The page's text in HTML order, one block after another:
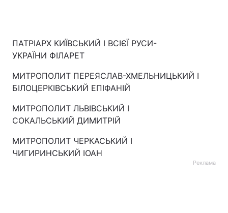
ПАТРІАРХ КИЇВСЬКИЙ І ВСІЄЇ РУСИ-
УКРАЇНИ ФІЛАРЕТ
МИТРОПОЛИТ ПЕРЕЯСЛАВ-ХМЕЛЬНИЦЬКИЙ І
БІЛОЦЕРКІВСЬКИЙ ЕПІФАНІЙ
МИТРОПОЛИТ ЛЬВІВСЬКИЙ І
СОКАЛЬСЬКИЙ ДИМИТРІЙ
МИТРОПОЛИТ ЧЕРКАСЬКИЙ І
ЧИГИРИНСЬКИЙ ІОАН
Реклама